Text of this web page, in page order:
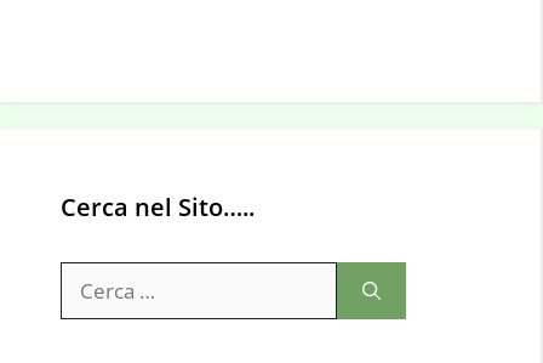
Cerca nel Sito…..
per: